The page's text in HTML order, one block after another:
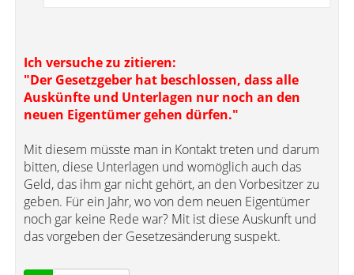
Ich versuche zu zitieren:
"Der Gesetzgeber hat beschlossen, dass alle
Auskünfte und Unterlagen nur noch an den
neuen Eigentümer gehen dürfen."
Mit diesem müsste man in Kontakt treten und darum
bitten, diese Unterlagen und womöglich auch das
Geld, das ihm gar nicht gehört, an den Vorbesitzer zu
geben. Für ein Jahr, wo von dem neuen Eigentümer
noch gar keine Rede war? Mit ist diese Auskunft und
das vorgeben der Gesetzesänderung suspekt.